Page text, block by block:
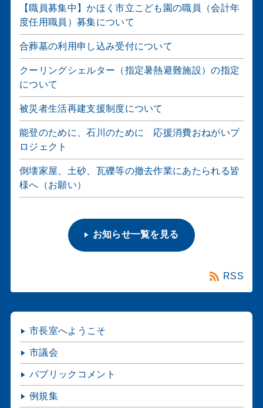
【職員募集中】かほく市立こども園の職員（会計年
度任用職員）募集について
合葬墓の利用申し込み受付について
クーリングシェルター（指定暑熱避難施設）の指定
について
被災者生活再建支援制度について
能登のために、石川のために 応援消費おねがいプ
ロジェクト
倒壊家屋、土砂、瓦礫等の撤去作業にあたられる皆
様へ（お願い）
お知らせ一覧を見る
RSS
市長室へようこそ
市議会
パブリックコメント
例規集